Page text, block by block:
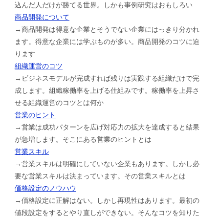
込んだ人だけが勝てる世界。しかも事例研究はおもしろい
商品開発について
→商品開発は得意な企業とそうでない企業にはっきり分かれ
ます。得意な企業には学ぶものが多い。商品開発のコツに迫
ります
組織運営のコツ
→ビジネスモデルが完成すれば残りは実践する組織だけで完
成します。組織稼働率を上げる仕組みです。稼働率を上昇さ
せる組織運営のコツとは何か
営業のヒント
→営業は成功パターンを広げ対応力の拡大を達成すると結果
が急増します。そこにある営業のヒントとは
営業スキル
→営業スキルは明確にしていない企業もあります。しかし必
要な営業スキルは決まっています。その営業スキルとは
価格設定のノウハウ
→価格設定に正解はない。しかし再現性はあります。最初の
値段設定をするとやり直しができない。そんなコツを知りた